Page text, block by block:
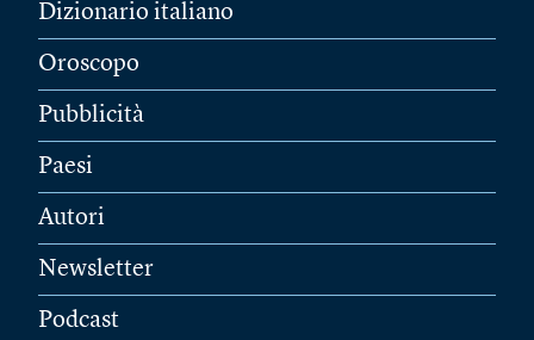
Dizionario italiano
Oroscopo
Pubblicità
Paesi
Autori
Newsletter
Podcast